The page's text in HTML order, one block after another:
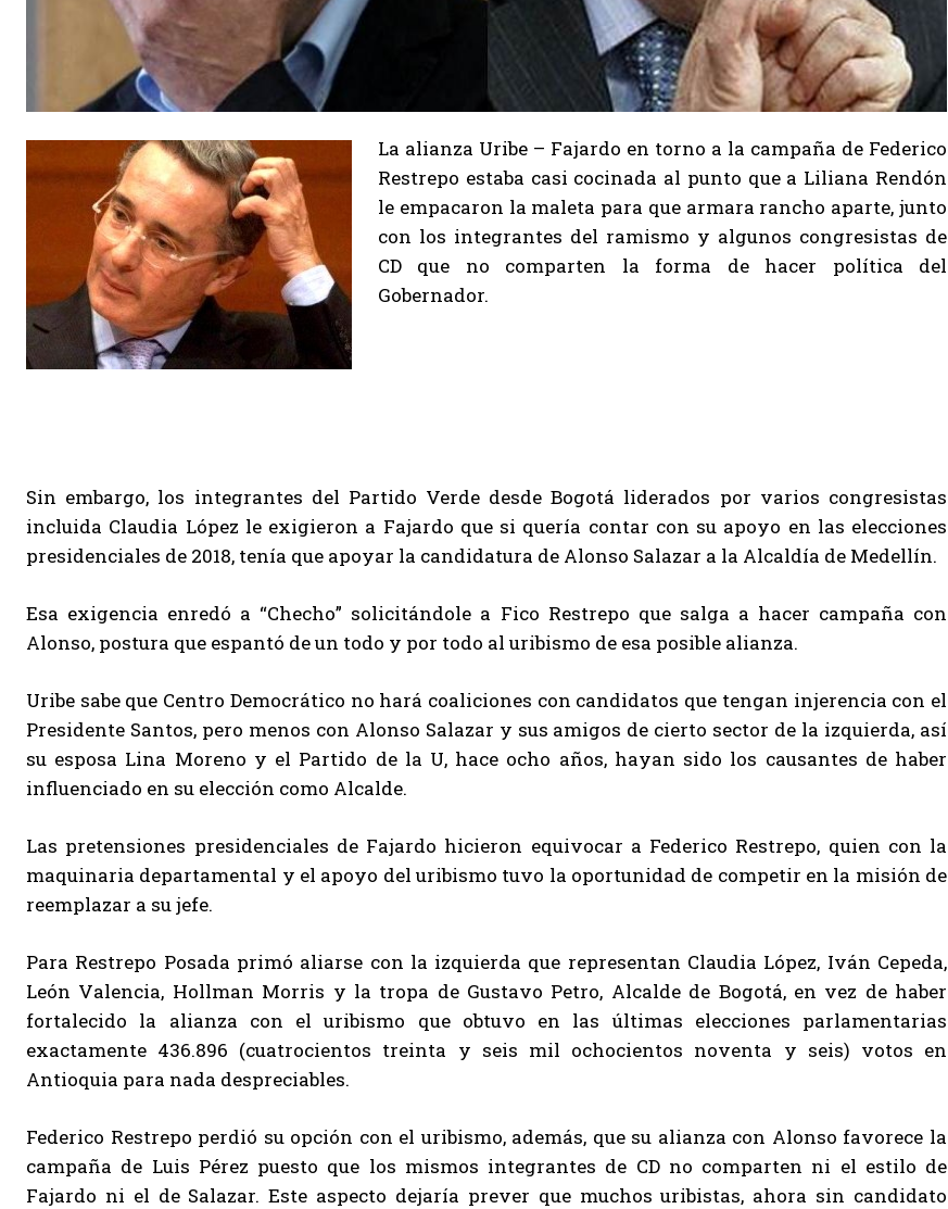
La alianza Uribe – Fajardo en torno a la campaña de Federico
Restrepo estaba casi cocinada al punto que a Liliana Rendón
le empacaron la maleta para que armara rancho aparte, junto
con los integrantes del ramismo y algunos congresistas de
CD que no comparten la forma de hacer política del
Gobernador.
Sin embargo, los integrantes del Partido Verde desde Bogotá liderados por varios congresistas
incluida Claudia López le exigieron a Fajardo que si quería contar con su apoyo en las elecciones
presidenciales de 2018, tenía que apoyar la candidatura de Alonso Salazar a la Alcaldía de Medellín.
Esa exigencia enredó a “Checho” solicitándole a Fico Restrepo que salga a hacer campaña con
Alonso, postura que espantó de un todo y por todo al uribismo de esa posible alianza.
Uribe sabe que Centro Democrático no hará coaliciones con candidatos que tengan injerencia con el
Presidente Santos, pero menos con Alonso Salazar y sus amigos de cierto sector de la izquierda, así
su esposa Lina Moreno y el Partido de la U, hace ocho años, hayan sido los causantes de haber
influenciado en su elección como Alcalde.
Las pretensiones presidenciales de Fajardo hicieron equivocar a Federico Restrepo, quien con la
maquinaria departamental y el apoyo del uribismo tuvo la oportunidad de competir en la misión de
reemplazar a su jefe.
Para Restrepo Posada primó aliarse con la izquierda que representan Claudia López, Iván Cepeda,
León Valencia, Hollman Morris y la tropa de Gustavo Petro, Alcalde de Bogotá, en vez de haber
fortalecido la alianza con el uribismo que obtuvo en las últimas elecciones parlamentarias
exactamente 436.896 (cuatrocientos treinta y seis mil ochocientos noventa y seis) votos en
Antioquia para nada despreciables.
Federico Restrepo perdió su opción con el uribismo, además, que su alianza con Alonso favorece la
campaña de Luis Pérez puesto que los mismos integrantes de CD no comparten ni el estilo de
Fajardo ni el de Salazar. Este aspecto dejaría prever que muchos uribistas, ahora sin candidato